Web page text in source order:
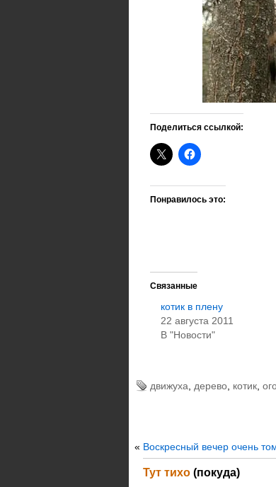
Поделиться ссылкой:
Понравилось это:
Связанные
котик в плену
22 августа 2011
В "Новости"
движуха дерево котик
« Воскресный вечер очень
Тут тихо (покуда)